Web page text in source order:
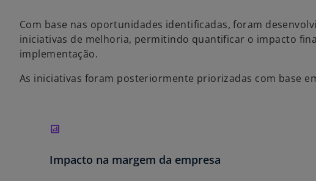
Com base nas oportunidades identificadas, foram
iniciativas de melhoria, permitindo quantificar o impacto
implementação.
As iniciativas foram posteriormente priorizadas com base
Impacto na margem da empresa